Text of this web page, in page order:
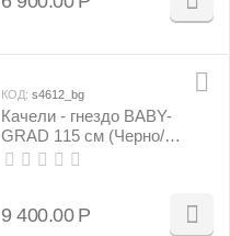
КОД: s4612_bg
Качели - гнездо BABY-
GRAD 115 см (Черно/
зеленый)
9 400.00 Р